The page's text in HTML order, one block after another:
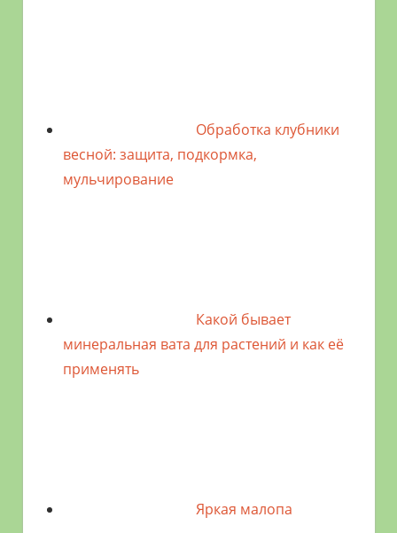
Обработка клубники
весной: защита, подкормка,
мульчирование
Какой бывает
минеральная вата для растений и как её
применять
Яркая малопа